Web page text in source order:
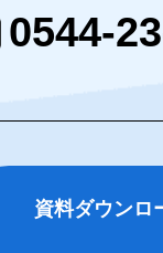
0544-
資料ダウンロ